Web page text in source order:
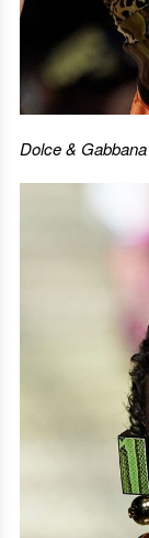
Dolce & Gabbana